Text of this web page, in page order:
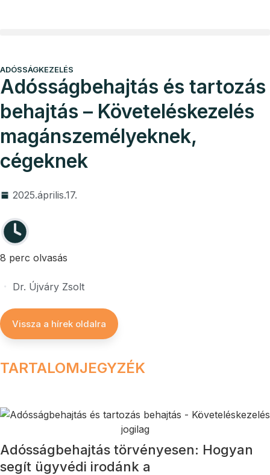
ADÓSSÁGKEZELÉS
Adósságbehajtás és tartozás
behajtás – Követeléskezelés
magánszemélyeknek,
cégeknek
2025.április.17.
8 perc olvasás
Dr. Újváry Zsolt
Vissza a hírek oldalra
TARTALOMJEGYZÉK
Adósságbehajtás törvényesen: Hogyan
segít ügyvédi irodánk a